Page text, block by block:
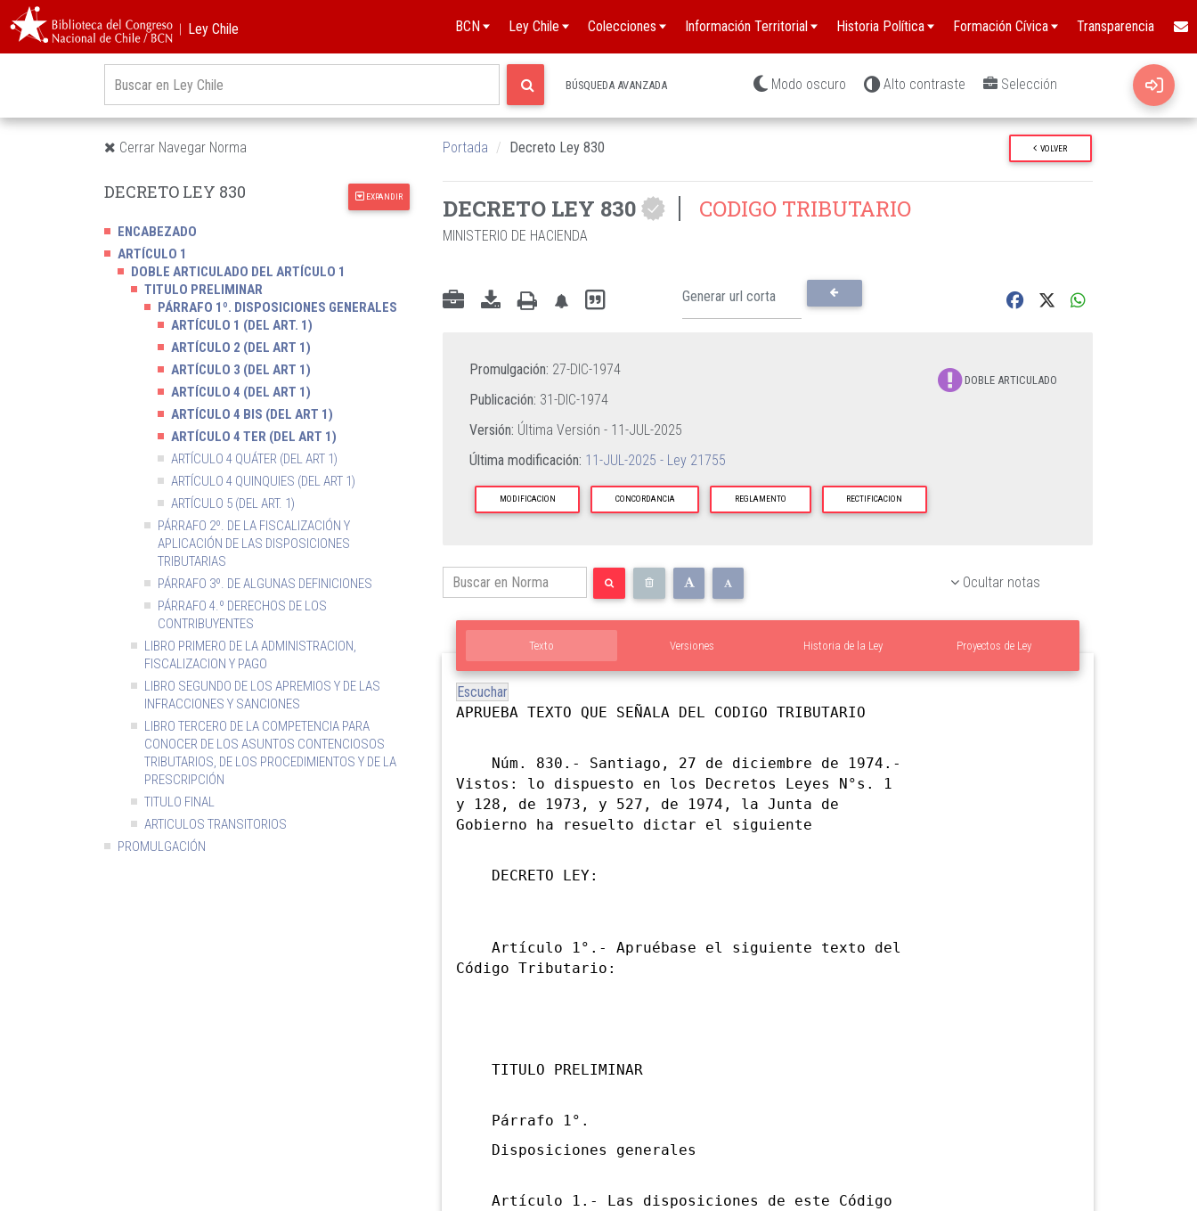
︱Ley Chile BCN Ley Chile Colecciones Información Territorial Historia Política Formación Cívica Transparencia
BÚSQUEDA AVANZADA Modo oscuro Alto contraste Selección
Cerrar Navegar Norma Portada Decreto Ley 830 VOLVER
DECRETO LEY 830 EXPANDIR
ENCABEZADO
ARTÍCULO 1
DOBLE ARTICULADO DEL ARTÍCULO 1
TITULO PRELIMINAR
PÁRRAFO 1º. DISPOSICIONES GENERALES
ARTÍCULO 1 (DEL ART. 1)
ARTÍCULO 2 (DEL ART 1)
ARTÍCULO 3 (DEL ART 1)
ARTÍCULO 4 (DEL ART 1)
ARTÍCULO 4 BIS (DEL ART 1)
ARTÍCULO 4 TER (DEL ART 1)
ARTÍCULO 4 QUÁTER (DEL ART 1)
ARTÍCULO 4 QUINQUIES (DEL ART 1)
ARTÍCULO 5 (DEL ART. 1)
PÁRRAFO 2º. DE LA FISCALIZACIÓN Y
APLICACIÓN DE LAS DISPOSICIONES
TRIBUTARIAS
PÁRRAFO 3º. DE ALGUNAS DEFINICIONES
PÁRRAFO 4.º DERECHOS DE LOS
CONTRIBUYENTES
LIBRO PRIMERO DE LA ADMINISTRACION,
FISCALIZACION Y PAGO
LIBRO SEGUNDO DE LOS APREMIOS Y DE LAS
INFRACCIONES Y SANCIONES
LIBRO TERCERO DE LA COMPETENCIA PARA
CONOCER DE LOS ASUNTOS CONTENCIOSOS
TRIBUTARIOS, DE LOS PROCEDIMIENTOS Y DE LA
PRESCRIPCIÓN
TITULO FINAL
ARTICULOS TRANSITORIOS
PROMULGACIÓN
DECRETO LEY 830 CODIGO TRIBUTARIO
MINISTERIO DE HACIENDA
DOBLE ARTICULADO
Promulgación: 27-DIC-1974
Publicación: 31-DIC-1974
Versión: Última Versión - 11-JUL-2025
Última modificación: 11-JUL-2025 - Ley 21755
MODIFICACION CONCORDANCIA REGLAMENTO RECTIFICACION
Ocultar notas
Texto Versiones Proyectos de Ley
Historia de la Ley
Escuchar
APRUEBA TEXTO QUE SEÑALA DEL CODIGO TRIBUTARIO
Núm. 830.- Santiago, 27 de diciembre de 1974.-
Vistos: lo dispuesto en los Decretos Leyes N°s. 1
y 128, de 1973, y 527, de 1974, la Junta de
Gobierno ha resuelto dictar el siguiente
DECRETO LEY:
Artículo 1°.- Apruébase el siguiente texto del
Código Tributario:
TITULO PRELIMINAR
Párrafo 1°.
Disposiciones generales
Artículo 1.- Las disposiciones de este Código